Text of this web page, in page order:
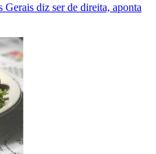
diz ser de direita, aponta